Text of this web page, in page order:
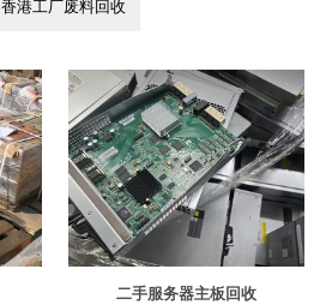
香港工厂废料回收
二手服务器主板回收